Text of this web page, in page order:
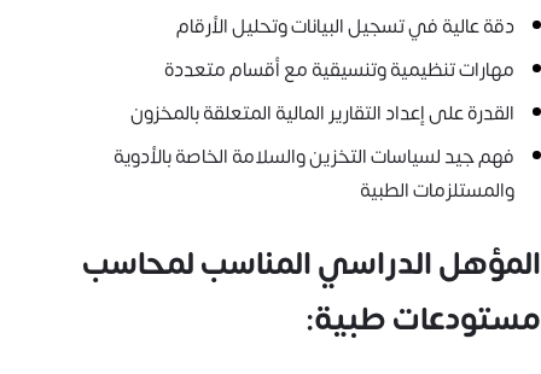
دقة عالية في تسجيل البيانات وتحليل الأرقام
مهارات تنظيمية وتنسيقية مع أقسام متعددة
القدرة على إعداد التقارير المالية المتعلقة بالمخزون
فهم جيد لسياسات التخزين والسلامة الخاصة بالأدوية
والمستلزمات الطبية
المؤهل الدراسي المناسب لمحاسب
مستودعات طبية: